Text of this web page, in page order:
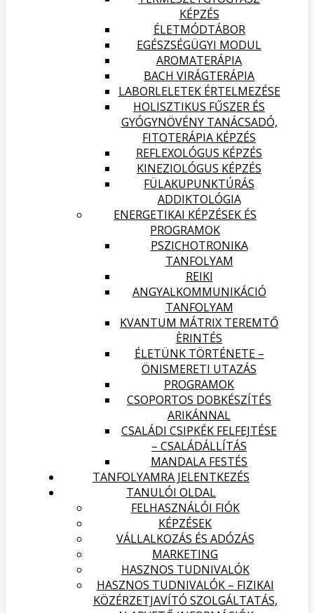
KÉPZÉS
ÉLETMÓDTÁBOR
EGÉSZSÉGÜGYI MODUL
AROMATERÁPIA
BACH VIRÁGTERÁPIA
LABORLELETEK ÉRTELMEZÉSE
HOLISZTIKUS FŰSZER ÉS
GYÓGYNÖVÉNY TANÁCSADÓ,
FITOTERÁPIA KÉPZÉS
REFLEXOLÓGUS KÉPZÉS
KINEZIOLÓGUS KÉPZÉS
FÜLAKUPUNKTÚRÁS
ADDIKTOLÓGIA
ENERGETIKAI KÉPZÉSEK ÉS
PROGRAMOK
PSZICHOTRONIKA
TANFOLYAM
REIKI
ANGYALKOMMUNIKÁCIÓ
TANFOLYAM
KVANTUM MÁTRIX TEREMTŐ
ÈRINTÉS
ÉLETÜNK TÖRTÉNETE –
ÖNISMERETI UTAZÁS
PROGRAMOK
CSOPORTOS DOBKÉSZÍTÉS
ARIKÁNNAL
CSALÁDI CSIPKÉK FELFEJTÉSE
– CSALÁDÁLLÍTÁS
MANDALA FESTÉS
TANFOLYAMRA JELENTKEZÉS
TANULÓI OLDAL
FELHASZNÁLÓI FIÓK
KÉPZÉSEK
VÁLLALKOZÁS ÉS ADÓZÁS
MARKETING
HASZNOS TUDNIVALÓK
HASZNOS TUDNIVALÓK – FIZIKAI
KÖZÉRZETJAVÍTÓ SZOLGÁLTATÁS,